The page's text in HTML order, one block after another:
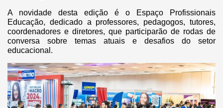
A novidade desta edição é o Espaço Profissionais
Educação, dedicado a professores, pedagogos, tutores,
coordenadores e diretores, que participarão de rodas de
conversa sobre temas atuais e desafios do setor
educacional.